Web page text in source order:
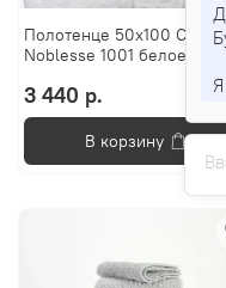
Полотенце 50x100 Cawo
Noblesse 1001 белое
3 440 р.
В корзину